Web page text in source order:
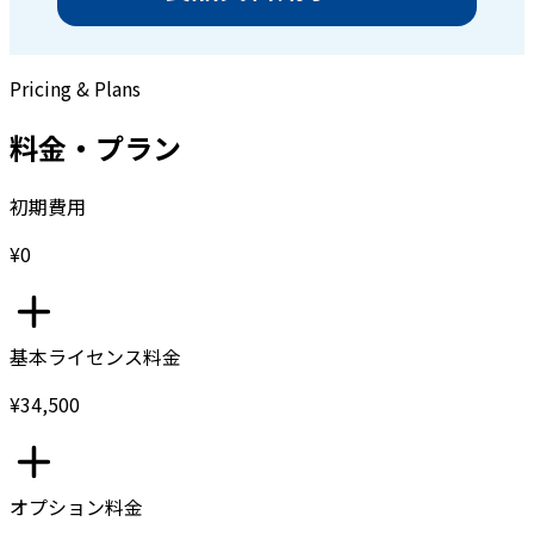
Pricing & Plans
料金・プラン
初期費用
¥0
基本ライセンス料金
¥34,500
オプション料金